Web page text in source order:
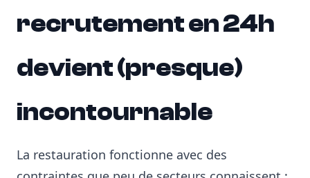
recrutement en 24h
devient (presque)
incontournable
La restauration fonctionne avec des